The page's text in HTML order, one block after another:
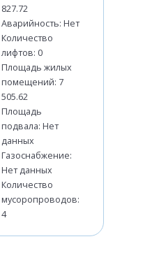
827.72
Аварийность: Нет
Количество
лифтов: 0
Площадь жилых
помещений: 7
505.62
Площадь
подвала: Нет
данных
Газоснабжение:
Нет данных
Количество
мусоропроводов:
4